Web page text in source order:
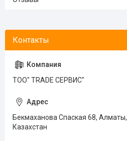
ТОО" TRADE СЕРВИС"
Бекмаханова Спаская 68, Алматы,
Казахстан